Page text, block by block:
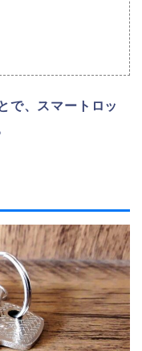
で、スマートロッ